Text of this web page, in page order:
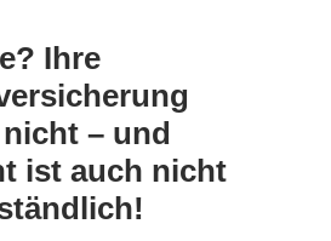
Ihre
– und
ist auch nicht